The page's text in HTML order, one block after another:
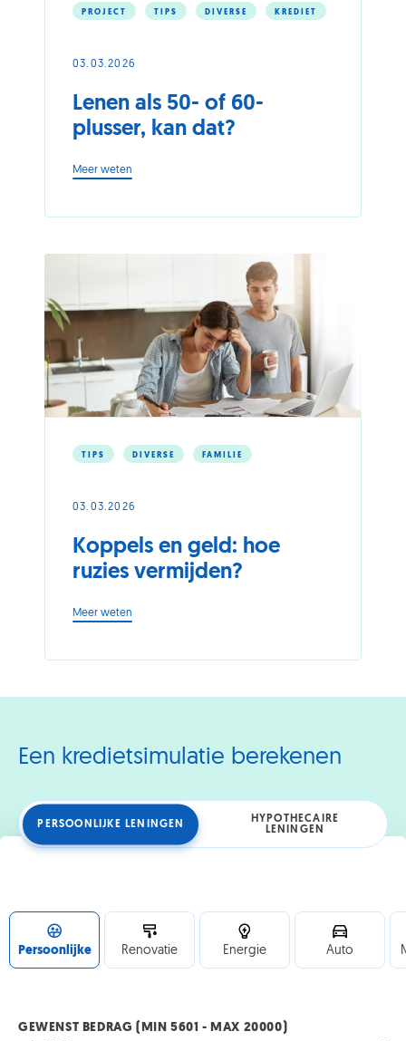
Lenen als 50- of 60-
plusser, kan dat?
03.03.2026
PROJECT TIPS DIVERSE KREDIET
Meer weten
50-
dat?
Koppels en geld: hoe
ruzies vermijden?
03.03.2026
TIPS DIVERSE FAMILIE
Meer weten
geld:
ruzies
Een kredietsimulatie berekenen
PERSOONLIJKE LENINGEN
HYPOTHECAIRE
LENINGEN
Persoonlijke Renovatie Energie Auto
GEWENST BEDRAG (MIN 5601 - MAX 20000)